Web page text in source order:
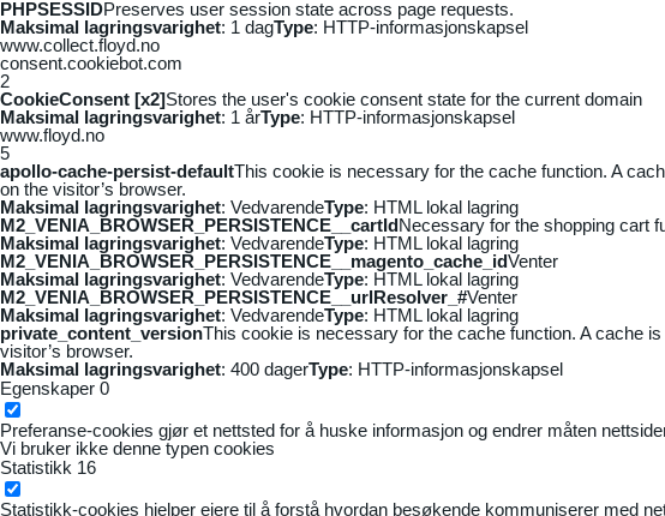
PHPSESSIDPreserves user session state across page requests.
Maksimal lagringsvarighet: 1 dagType: HTTP-informasjonskapsel
www.collect.floyd.no
consent.cookiebot.com
2
CookieConsent [x2]Stores the user's cookie consent state for the current domain
Maksimal lagringsvarighet: 1 årType: HTTP-informasjonskapsel
www.floyd.no
5
apollo-cache-persist-defaultThis cookie is necessary for the cache function. A
on the visitor’s browser.
Maksimal lagringsvarighet: VedvarendeType: HTML lokal lagring
M2_VENIA_BROWSER_PERSISTENCE__cartIdNecessary for the shopping cart
Maksimal lagringsvarighet: VedvarendeType: HTML lokal lagring
M2_VENIA_BROWSER_PERSISTENCE__magento_cache_idVenter
Maksimal lagringsvarighet: VedvarendeType: HTML lokal lagring
M2_VENIA_BROWSER_PERSISTENCE__urlResolver_#Venter
Maksimal lagringsvarighet: VedvarendeType: HTML lokal lagring
private_content_versionThis cookie is necessary for the cache function. A cache
visitor’s browser.
Maksimal lagringsvarighet: 400 dagerType: HTTP-informasjonskapsel
Egenskaper 0
Preferanse-cookies gjør et nettsted for å huske informasjon og endrer måten
Vi bruker ikke denne typen cookies
Statistikk 16
Statistikk-cookies hjelper eiere til å forstå hvordan besøkende kommuniserer med